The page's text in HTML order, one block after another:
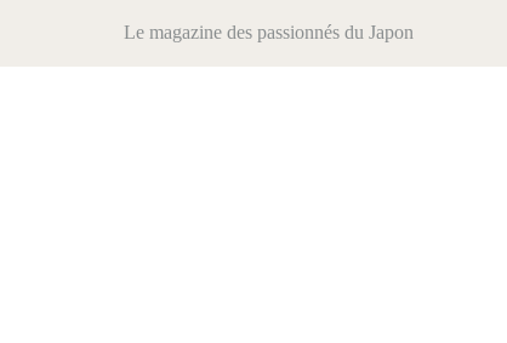
Le magazine des passionnés du Japon